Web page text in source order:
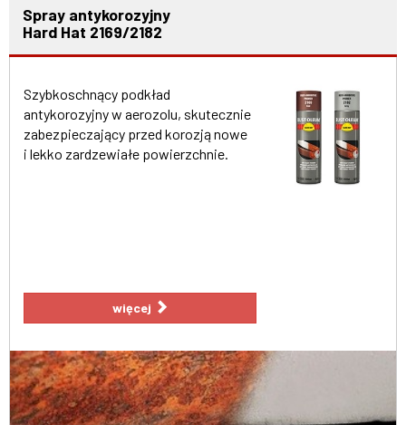
Spray antykorozyjny
Hard Hat 2169/2182
Szybkoschnący podkład
antykorozyjny w aerozolu, skutecznie
zabezpieczający przed korozją nowe
i lekko zardzewiałe powierzchnie.
więcej